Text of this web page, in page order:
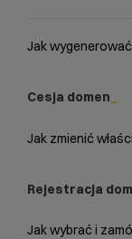
Jak
Cesja domen
Jak zmienić
Rejestracja
Jak wybrać i